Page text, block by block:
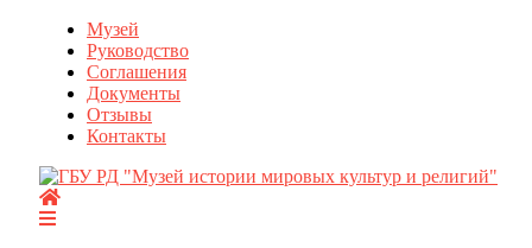
Перейти
содержимому
Музей
Руководство
Соглашения
Документы
Отзывы
Контакты